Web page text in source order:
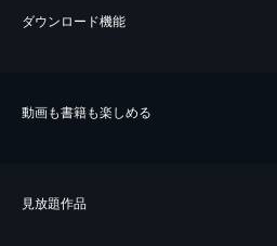
ダウンロード機能
動画も書籍も楽しめる
⾒放題作品